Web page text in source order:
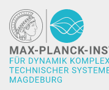
Hauptinhalt